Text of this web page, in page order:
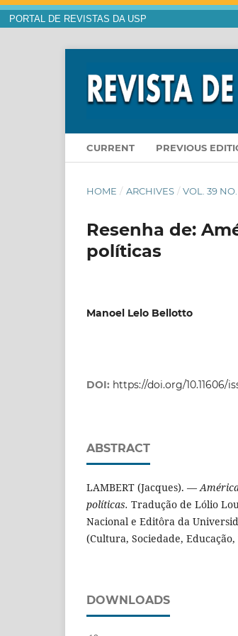
PORTAL DE REVISTAS DA USP
CURRENT PREVIOUS
HOME / ARCHIVES / VOL. 39
Resenha de:
políticas
Manoel Lelo Bellotto
DOI: https://doi.org/10.11606/
ABSTRACT
LAMBERT (Jacques). —
políticas. Tradução de Lólio
Nacional e Editôra da
(Cultura, Sociedade, Educação,
DOWNLOADS